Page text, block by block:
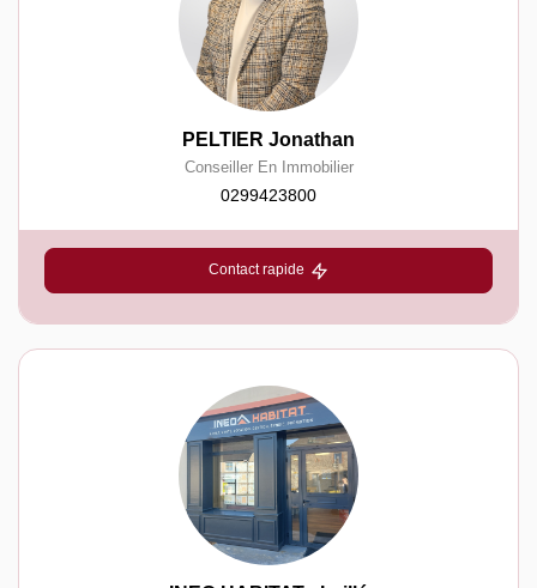
PELTIER Jonathan
Conseiller En Immobilier
0299423800
Contact rapide